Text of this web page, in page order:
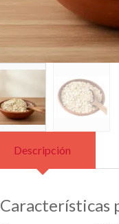
Descripción
Características